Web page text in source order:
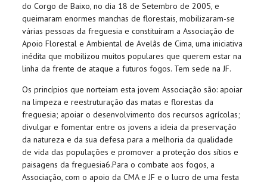
do Corgo de Baixo, no dia 18 de Setembro de 2005, e
queimaram enormes manchas de florestais, mobilizaram-se
várias pessoas da freguesia e constituíram a Associação de
Apoio Florestal e Ambiental de Avelãs de Cima, uma iniciativa
inédita que mobilizou muitos populares que querem estar na
linha da frente de ataque a futuros fogos. Tem sede na JF.
Os princípios que norteiam esta jovem Associação são: apoiar
na limpeza e reestruturação das matas e florestas da
freguesia; apoiar o desenvolvimento dos recursos agrícolas;
divulgar e fomentar entre os jovens a ideia da preservação
da natureza e da sua defesa para a melhoria da qualidade
de vida das populações e promover a proteção dos sítios e
paisagens da freguesia6.Para o combate aos fogos, a
Associação, com o apoio da CMA e JF e o lucro de uma festa